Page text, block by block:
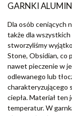
GARNKI
Dla osób ceniących
także dla
stworzyliśmy
Stone, Obsidian, co
nawet pieczenie w
odlewanego lub
charakteryzującego
ciepła. Materiał ten
temperatur. W